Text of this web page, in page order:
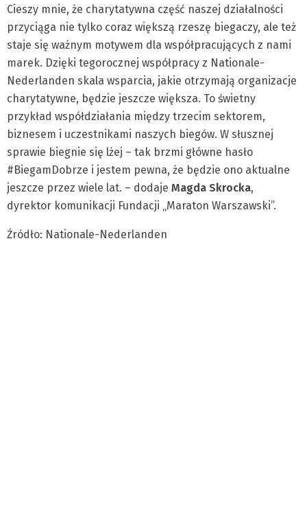
Cieszy mnie, że charytatywna część naszej działalności
przyciąga nie tylko coraz większą rzeszę biegaczy, ale też
staje się ważnym motywem dla współpracujących z nami
marek. Dzięki tegorocznej współpracy z Nationale-
Nederlanden skala wsparcia, jakie otrzymają organizacje
charytatywne, będzie jeszcze większa. To świetny
przykład współdziałania między trzecim sektorem,
biznesem i uczestnikami naszych biegów. W słusznej
sprawie biegnie się lżej – tak brzmi główne hasło
#BiegamDobrze i jestem pewna, że będzie ono aktualne
jeszcze przez wiele lat. – dodaje Magda Skrocka,
dyrektor komunikacji Fundacji „Maraton Warszawski”.
Źródło: Nationale-Nederlanden